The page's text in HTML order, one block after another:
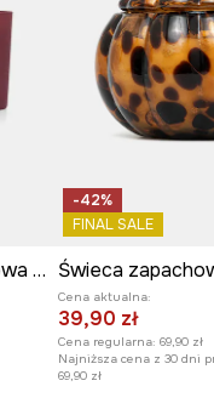
Świeca zapachowa sojowa świąteczna Apple Cinnamon
-42%
FINAL SALE
Świeca
Cena aktualna:
39,90 zł
Cena regularna: 69,90 zł
Najniższa cena z 30 dni
69,90 zł